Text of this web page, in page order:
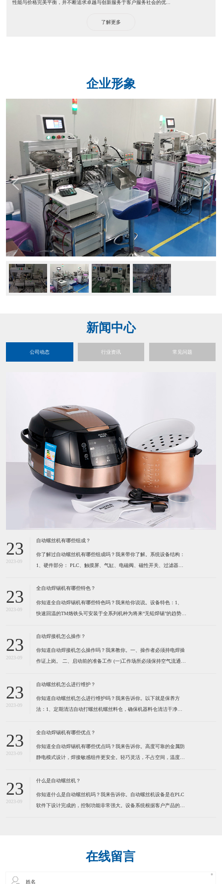
性能与价格完美平衡，并不断追求卓越与创新服务于客户服务社会的优...
了解更多
企业形象
新闻中心
公司动态 行业资讯 常见问题
23
2023-09
自动螺丝机有哪些组成？
你了解过自动螺丝机有哪些组成吗？我来带你了解。系统设备结构：
1、硬件部分： PLC、触摸屏、气缸、电磁阀、磁性开关、过滤器及
警灯、空气开关、开关电源、风批、振动盘、系统设备箱、电箱、定
23
2023-09
全自动焊锡机有哪些特色？
你知道全自动焊锡机有哪些特色吗？我来给你说说。设备特色：1、
快速回温的TM烙铁头可安装于全系列机种为将来“无铅焊锡”的趋势所
的细微变化。（1）六秒钟之内即可达到300℃。（2）卡式设计的烙
23
2023-09
自动焊接机怎么操作？
你知道自动焊接机怎么操作吗？我来教你。一、操作者必须持电焊操
作证上岗。 ​二、启动前的准备工作 (一)工作场所必须保持空气流通,
易燃物品,以防发生火灾。 (三)检查焊机外壳是否接地,电缆是否破
23
2023-09
自动螺丝机怎么进行维护？
你知道自动螺丝机怎么进行维护吗？我来告诉你。以下就是保养方
法：1、定期清洁自动打螺丝机螺丝料仓，确保机器料仓清洁干净。
量加些润滑脂，保持通风,干燥。 2、定期清洁自动打螺丝机螺丝
23
2023-09
全自动焊锡机有哪些优点？
你知道全自动焊锡机有哪些优点吗？我来告诉你。高度可靠的金属防
静电模式设计，焊接敏感组件更安全。轻巧灵活，不占空间，温度，
力。为了健康请使用环保型无铅锡线。特别适合各类电子连接器，
23
2023-09
什么是自动螺丝机？
你知道什么是自动螺丝机吗？我来告诉你。自动螺丝机设备是在PLC
软件下设计完成的，控制功能非常强大。设备系统根据客户产品的实
在线留言